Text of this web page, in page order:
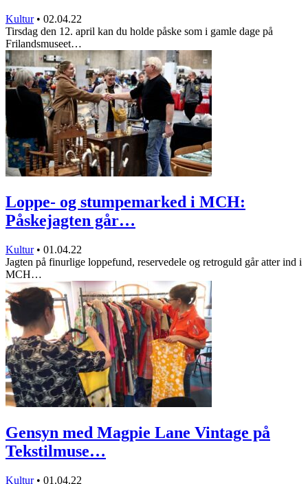
Kultur • 02.04.22
Tirsdag den 12. april kan du holde påske som i gamle dage på
Frilandsmuseet…
Loppe- og stumpemarked i MCH:
Påskejagten går…
Kultur • 01.04.22
Jagten på finurlige loppefund, reservedele og retroguld går atter ind i
MCH…
Gensyn med Magpie Lane Vintage på
Tekstilmuse…
Kultur • 01.04.22